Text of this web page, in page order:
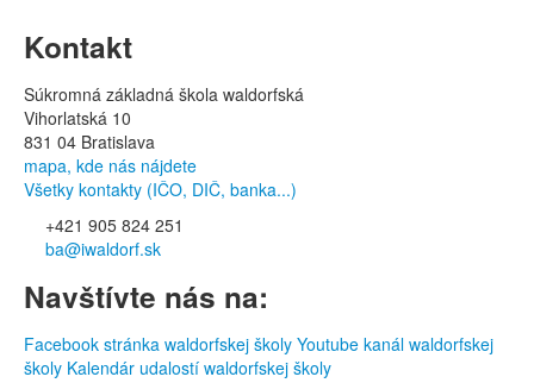
Kontakt
Súkromná základná škola waldorfská
Vihorlatská 10
831 04 Bratislava
mapa, kde nás nájdete
Všetky kontakty (IČO, DIČ, banka...)
+421 905 824 251
ba@iwaldorf.sk
Navštívte nás na:
Facebook stránka waldorfskej školy Youtube kanál waldorfskej
školy Kalendár udalostí waldorfskej školy